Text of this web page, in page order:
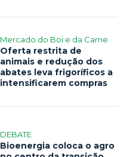
Mercado do Boi e da Carne
Oferta restrita de
animais e redução dos
abates leva frigoríficos a
intensificarem compras
DEBATE
Bioenergia coloca o agro